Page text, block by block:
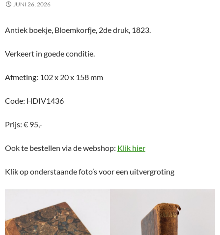
JUNI 26, 2026
Antiek boekje, Bloemkorfje, 2de druk, 1823.
Verkeert in goede conditie.
Afmeting: 102 x 20 x 158 mm
Code: HDIV1436
Prijs: € 95,-
Ook te bestellen via de webshop: Klik hier
Klik op onderstaande foto’s voor een uitvergroting